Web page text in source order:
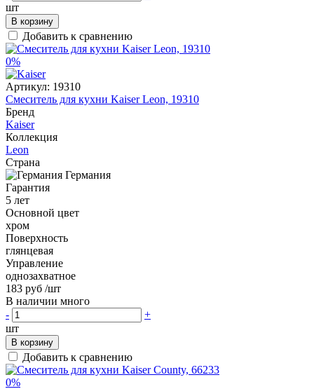
шт
В корзину
Добавить к сравнению
0%
Артикул: 19310
Смеситель для кухни Kaiser Leon, 19310
Бренд
Kaiser
Коллекция
Leon
Страна
Германия
Гарантия
5 лет
Основной цвет
хром
Поверхность
глянцевая
Управление
однозахватное
183 руб /шт
В наличии много
-
+
шт
В корзину
Добавить к сравнению
0%